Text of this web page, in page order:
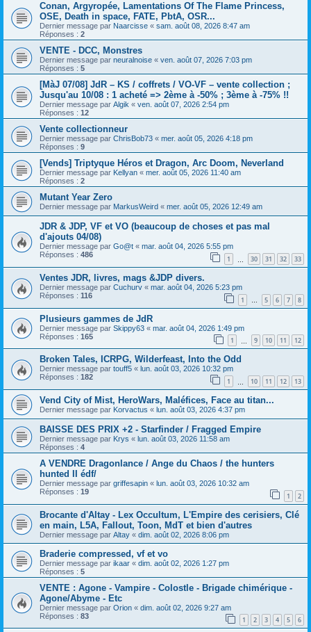
Conan, Argyropée, Lamentations Of The Flame Princess,
OSE, Death in space, FATE, PbtA, OSR...
Dernier message par Naarcisse « sam. août 08, 2026 8:47 am
Réponses : 2
VENTE - DCC, Monstres
Dernier message par neuralnoise « ven. août 07, 2026 7:03 pm
Réponses : 5
[MàJ 07/08] JdR – KS / coffrets / VO-VF – vente collection ;
Jusqu'au 10/08 : 1 acheté => 2ème à -50% ; 3ème à -75% !!
Dernier message par Algik « ven. août 07, 2026 2:54 pm
Réponses : 12
Vente collectionneur
Dernier message par ChrisBob73 « mer. août 05, 2026 4:18 pm
Réponses : 9
[Vends] Triptyque Héros et Dragon, Arc Doom, Neverland
Dernier message par Kellyan « mer. août 05, 2026 11:40 am
Réponses : 2
Mutant Year Zero
Dernier message par MarkusWeird « mer. août 05, 2026 12:49 am
JDR & JDP, VF et VO (beaucoup de choses et pas mal
d'ajouts 04/08)
Dernier message par Go@t « mar. août 04, 2026 5:55 pm
Réponses : 486 1 30 31 32 33
Ventes JDR, livres, mags &JDP divers.
Dernier message par Cuchurv « mar. août 04, 2026 5:23 pm
Réponses : 116 1 … 5 6 7 8
Plusieurs gammes de JdR
Dernier message par Skippy63 « mar. août 04, 2026 1:49 pm
Réponses : 165 1 9 10 11 12
Broken Tales, ICRPG, Wilderfeast, Into the Odd
Dernier message par touff5 « lun. août 03, 2026 10:32 pm
Réponses : 182 1 10 11 12 13
Vend City of Mist, HeroWars, Maléfices, Face au titan...
Dernier message par Korvactus « lun. août 03, 2026 4:37 pm
BAISSE DES PRIX +2 - Starfinder / Fragged Empire
Dernier message par Krys « lun. août 03, 2026 11:58 am
Réponses : 4
A VENDRE Dragonlance / Ange du Chaos / the hunters
hunted II édf/
Dernier message par griffesapin « lun. août 03, 2026 10:32 am
Réponses : 19 1 2
Brocante d'Altay - Lex Occultum, L'Empire des cerisiers, Clé
en main, L5A, Fallout, Toon, MdT et bien d'autres
Dernier message par Altay « dim. août 02, 2026 8:06 pm
Braderie compressed, vf et vo
Dernier message par ikaar « dim. août 02, 2026 1:27 pm
Réponses : 5
VENTE : Agone - Vampire - Colostle - Brigade chimérique -
Agone/Abyme - Etc
Dernier message par Orion « dim. août 02, 2026 9:27 am
Réponses : 83 1 2 3 4 5 6